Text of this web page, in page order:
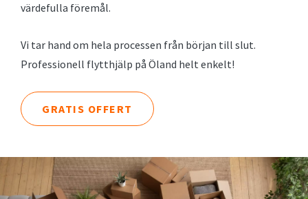
värdefulla föremål.
Vi tar hand om hela processen från början till slut.
Professionell flytthjälp på Öland helt enkelt!
GRATIS OFFERT